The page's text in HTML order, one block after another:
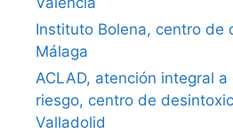
Instituto Bolena, centro de
Málaga
ACLAD, atención integral
riesgo, centro de
Valladolid